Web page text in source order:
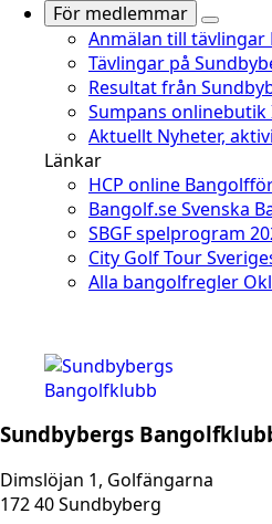
För medlemmar
Anmälan till tävlingar
Tävlingar på
Resultat från
Sumpans onlinebutik
Aktuellt Nyheter,
Länkar
HCP online
Bangolf.seSvenska
SBGF spelprogram
City Golf Tour
Alla bangolfregler
Sundbybergs
Dimslöjan 1, Golfängarna
172 40 Sundbyberg